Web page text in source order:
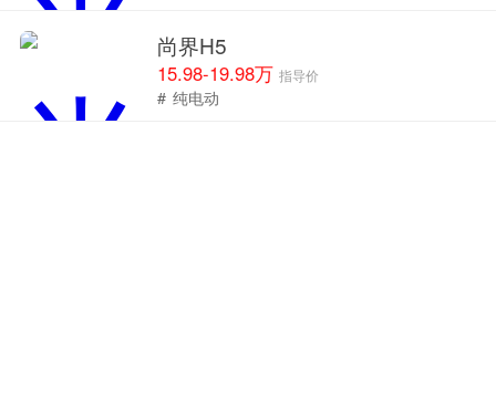
尚界H5
15.98-19.98万指导价
# 纯电动